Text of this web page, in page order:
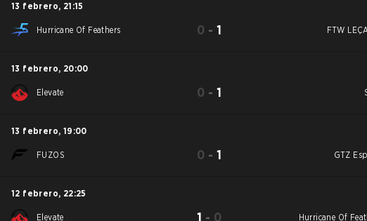
13 febrero, 21:15
Hurricane Of Feathers 0 -1 FTW
13 febrero, 20:00
Elevate 0 -1
13 febrero, 19:00
FUZOS 0 -1 GTZ
12 febrero, 22:25
Elevate 1 - 0 Hurricane Of